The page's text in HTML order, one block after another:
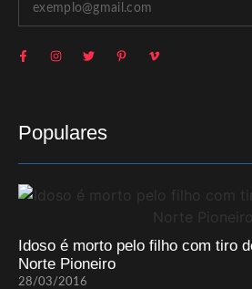
Populares
Idoso é morto pelo filho com tiro
Norte Pioneiro
28/03/2016